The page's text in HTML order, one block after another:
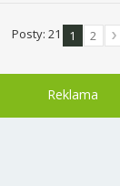
Posty: 21 1 2
Reklama